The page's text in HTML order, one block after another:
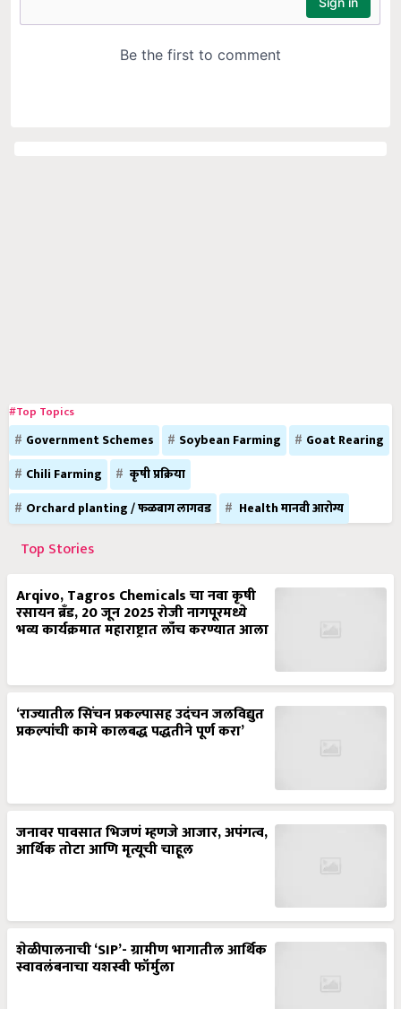
#Top Topics
Government Schemes Soybean Farming
Goat Rearing
Chili Farming
कृषी प्रक्रिया
Orchard planting / फळबाग लागवड
Health मानवी आरोग्य
Top Stories
Arqivo, Tagros Chemicals चा नवा कृषी
रसायन ब्रँड, 20 जून 2025 रोजी नागपूरमध्ये
भव्य कार्यक्रमात महाराष्ट्रात लाँच करण्यात आला
‘राज्यातील सिंचन प्रकल्पासह उदंचन जलविद्युत
प्रकल्पांची कामे कालबद्ध पद्धतीने पूर्ण करा’
जनावर पावसात भिजणं म्हणजे आजार, अपंगत्व,
आर्थिक तोटा आणि मृत्यूची चाहूल
शेळीपालनाची ‘SIP’- ग्रामीण भागातील आर्थिक
स्वावलंबनाचा यशस्वी फॉर्मुला